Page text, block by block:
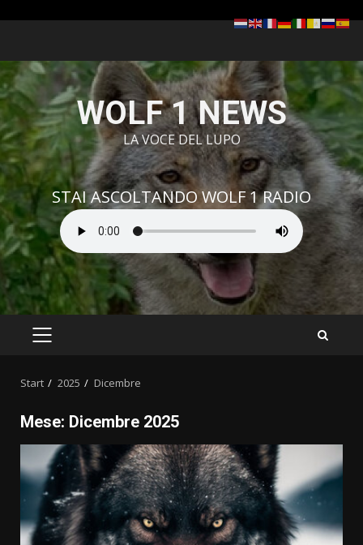
springen
WOLF 1 NEWS
LA VOCE DEL LUPO
STAI ASCOLTANDO WOLF 1 RADIO
PRIMÄRES
Start 2025 Dicembre
Mese: Dicembre 2025